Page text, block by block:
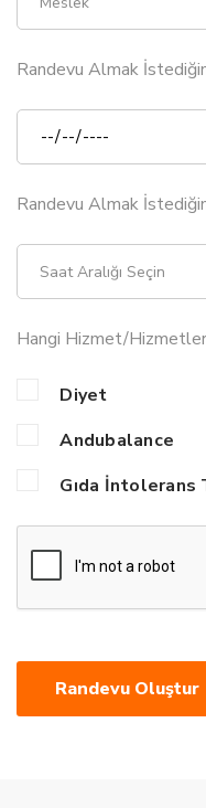
Randevu Almak
Randevu Almak
Hangi Hizmet/
Diyet
Andubalance
Gıda İntolerans